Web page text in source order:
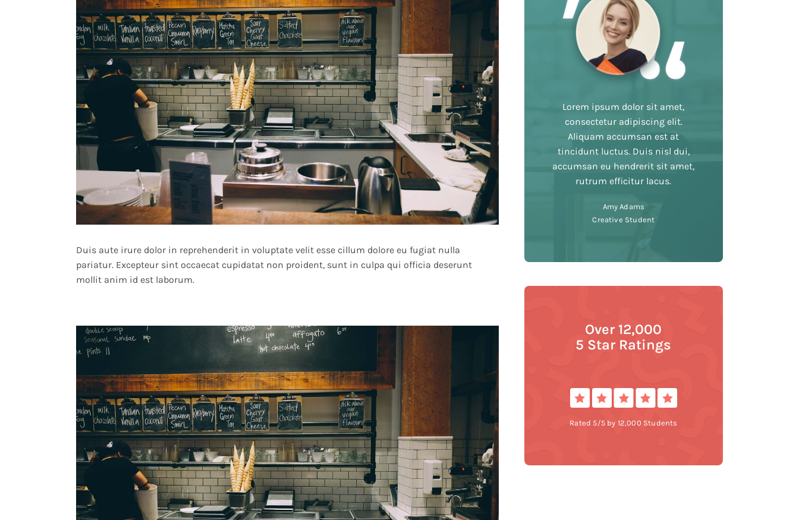
Duis aute irure dolor in reprehenderit in voluptate velit esse cillum dolore eu fugiat nulla
pariatur. Excepteur sint occaecat cupidatat non proident, sunt in culpa qui officia deserunt
mollit anim id est laborum.
Lorem ipsum dolor sit amet,
consectetur adipiscing elit.
Aliquam accumsan est at
tincidunt luctus. Duis nisl dui,
accumsan eu hendrerit sit amet,
rutrum efficitur lacus.
Amy Adams
Creative Student
Over 12,000
5 Star Ratings
Rated 5/5 by 12,000 Students